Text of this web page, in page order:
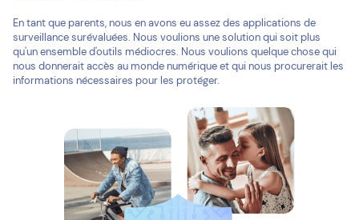
En tant que parents, nous en avons eu assez des applications de
surveillance surévaluées. Nous voulions une solution qui soit plus
qu'un ensemble d'outils médiocres. Nous voulions quelque chose qui
nous donnerait accès au monde numérique et qui nous procurerait les
informations nécessaires pour les protéger.